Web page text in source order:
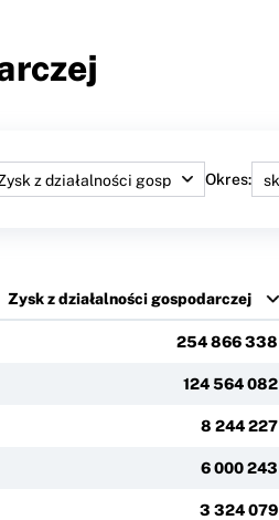
Okres:
Zysk z działalności gospodarczej
254 866 338
124 564 082
8 244 227
6 000 243
3 324 079